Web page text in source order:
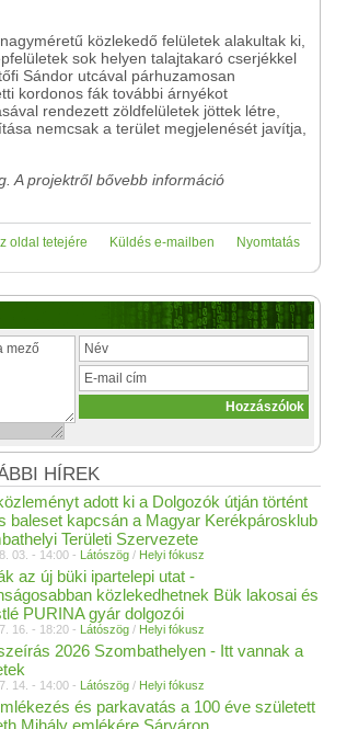
közlekedő felületek alakultak ki,
sok helyen talajtakaró cserjékkel
Sándor utcával párhuzamosan
kordonos fák további árnyékot
rendezett zöldfelületek jöttek létre,
nemcsak a terület megjelenését javítja,
A projektről bővebb információ
Nyomtatás
Küldés e-mailben
oldal tetejére
HÍREK
adott ki a Dolgozók útján történt
baleset kapcsán a Magyar Kerékpárosklub
Területi Szervezete
03. - 14:00 - Látószög / Helyi fókusz
az új büki ipartelepi utat -
közlekedhetnek Bük lakosai és
PURINA gyár dolgozói
16. - 18:20 - Látószög / Helyi fókusz
2026 Szombathelyen - Itt vannak a
14. - 14:00 - Látószög / Helyi fókusz
és parkavatás a 100 éve született
Mihály emlékére Sárváron